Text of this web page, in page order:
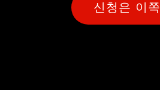
신청은 이쪽